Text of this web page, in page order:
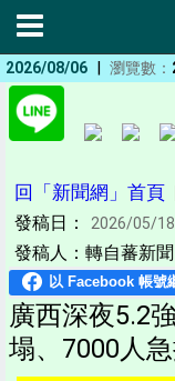
2026/08/06 | 瀏覽數：
回「新聞網」首頁
發稿日： 2026/05/18
發稿人：轉自蕃新
廣西深夜5.2
塌、7000人